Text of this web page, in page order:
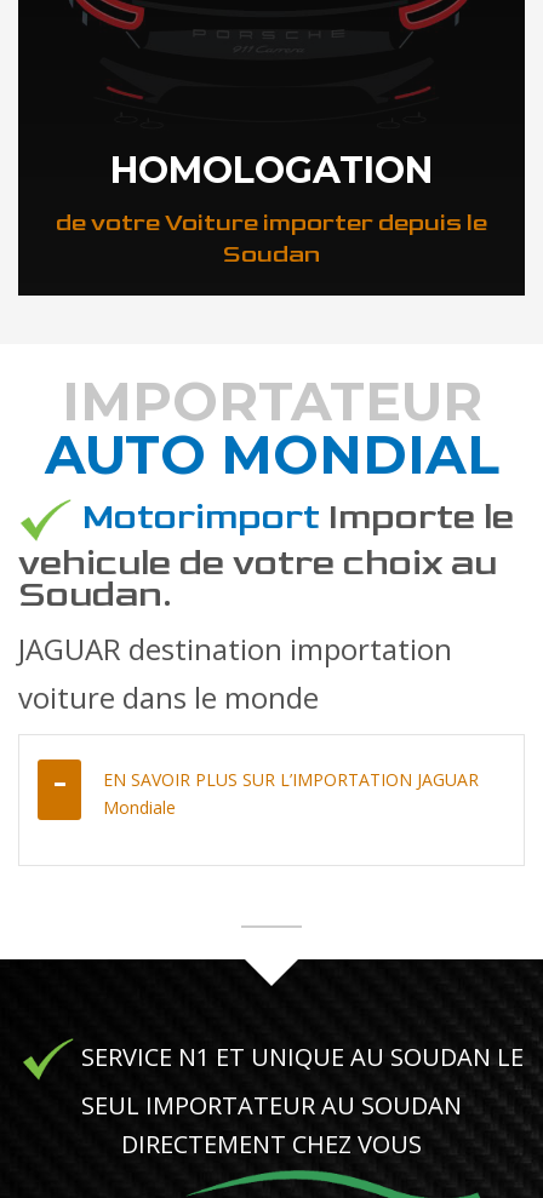
HOMOLOGATION
de votre Voiture importer depuis le
Soudan
DÉCOUVREZ COMMENT
IMPORTATEUR
AUTO MONDIAL
Motorimport Importe le
vehicule de votre choix au
Soudan.
JAGUAR destination importation
voiture dans le monde
EN SAVOIR PLUS SUR L’IMPORTATION JAGUAR
Mondiale
SERVICE N1 ET UNIQUE AU SOUDAN LE
SEUL IMPORTATEUR AU SOUDAN
DIRECTEMENT CHEZ VOUS